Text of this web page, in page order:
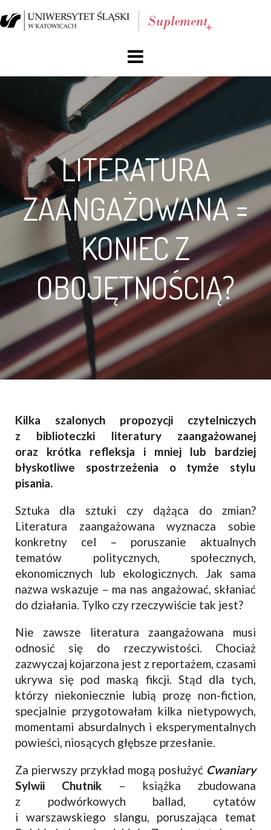
O nas
Blog
Archiwum
Reklama
Facebook
Kontakt
LITERATURA
ZAANGAŻOWANA =
KONIEC Z
OBOJĘTNOŚCIĄ?
Kilka szalonych propozycji czytelniczych
z biblioteczki literatury zaangażowanej
oraz krótka refleksja i mniej lub bardziej
błyskotliwe spostrzeżenia o tymże stylu
pisania.
Sztuka dla sztuki czy dążąca do zmian?
Literatura zaangażowana wyznacza sobie
konkretny cel – poruszanie aktualnych
tematów politycznych, społecznych,
ekonomicznych lub ekologicznych. Jak sama
nazwa wskazuje – ma nas angażować, skłaniać
do działania. Tylko czy rzeczywiście tak jest?
Nie zawsze literatura zaangażowana musi
odnosić się do rzeczywistości. Chociaż
zazwyczaj kojarzona jest z reportażem, czasami
ukrywa się pod maską fikcji. Stąd dla tych,
którzy niekoniecznie lubią prozę non-fiction,
specjalnie przygotowałam kilka nietypowych,
momentami absurdalnych i eksperymentalnych
powieści, niosących głębsze przesłanie.
Za pierwszy przykład mogą posłużyć Cwaniary
Sylwii Chutnik – książka zbudowana
z podwórkowych ballad, cytatów
i warszawskiego slangu, poruszająca temat